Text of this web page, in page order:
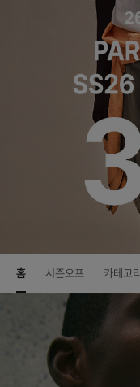
홈 시즌오프 카테고리